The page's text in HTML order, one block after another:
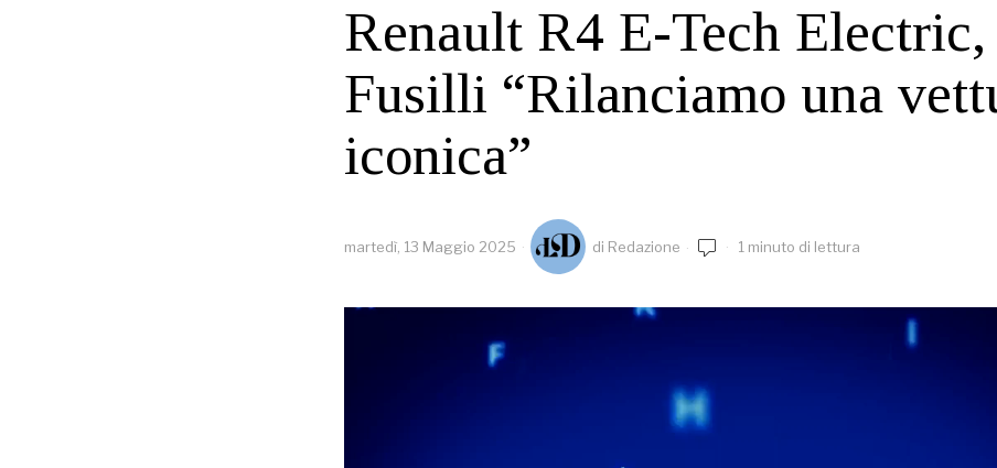
Renault R4 E-Tech Electric,
Fusilli “Rilanciamo una
iconica”
martedì, 13 Maggio 2025 di Redazione 1 minuto di lettura